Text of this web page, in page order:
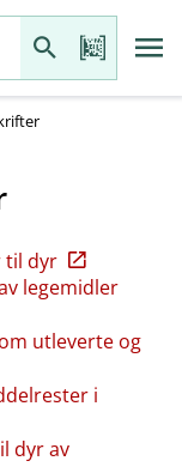
til dyr
legemidler
utleverte og
i
dyr av